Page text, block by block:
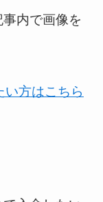
内で画像を
い方はこちら